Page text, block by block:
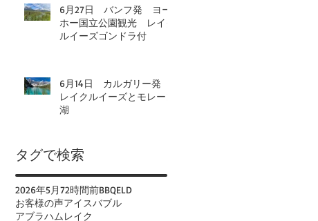
6月27日 バンフ発 ヨー
ホー国立公園観光 レイク
ルイーズゴンドラ付
6月14日 カルガリー発
レイクルイーズとモレーン
湖
タグで検索
2026年5月72時間前BBQELD
お客様の声アイスバブル
アブラハムレイク